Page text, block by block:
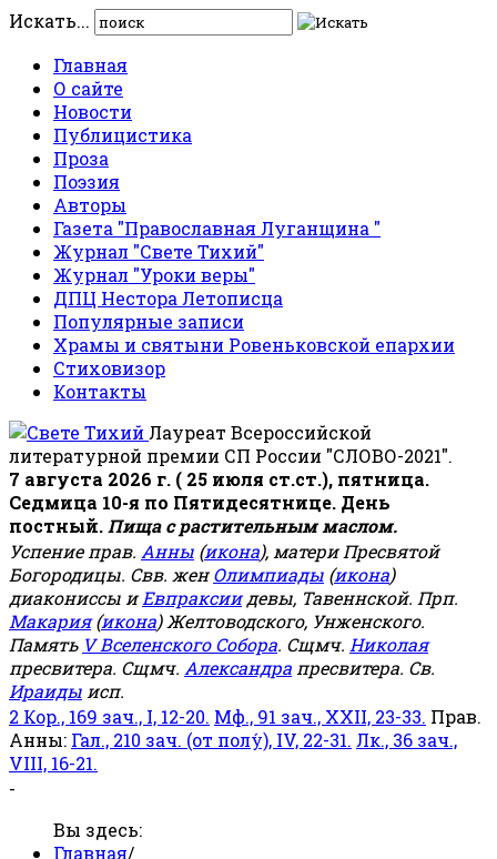
Искать...
Главная
О сайте
Новости
Публицистика
Проза
Поэзия
Авторы
Газета "Православная Луганщина "
Журнал "Свете Тихий"
Журнал "Уроки веры"
ДПЦ Нестора Летописца
Популярные записи
Храмы и святыни Ровеньковской епархии
Стиховизор
Контакты
Лауреат Всероссийской
литературной премии СП России "СЛОВО-2021".
7 августа 2026 г. ( 25 июля ст.ст.), пятница.
Седмица 10-я по Пятидесятнице. День
постный. Пища с растительным маслом.
Успение прав. Анны (икона), матери Пресвятой
Богородицы. Свв. женОлимпиады (икона)
диакониссы иЕвпраксиидевы, Тавеннской. Прп.
Макария(икона) Желтоводского, Унженского.
Память V Вселенского Собора. Сщмч. Николая
пресвитера. Сщмч. Александра пресвитера. Св.
Ираиды исп.
2 Кор., 169 зач., I, 12-20. Мф., 91 зач., XXII, 23-33. Прав.
Анны: Гал., 210 зач. (от полу́), IV, 22-31. Лк., 36 зач.,
VIII, 16-21.
-
Вы здесь:
Главная/